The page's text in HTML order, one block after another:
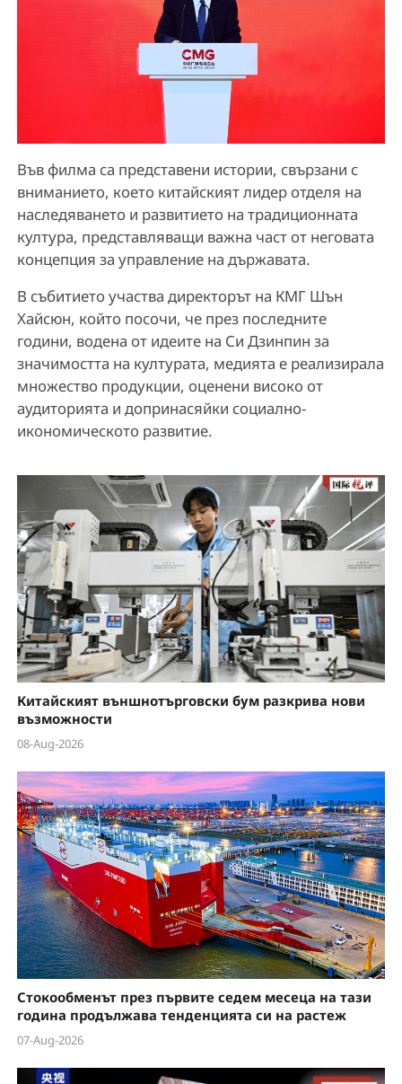
Във филма са представени истории, свързани с
вниманието, което китайският лидер отделя на
наследяването и развитието на традиционната
култура, представляващи важна част от неговата
концепция за управление на държавата.
В събитието участва директорът на КМГ Шън
Хайсюн, който посочи, че през последните
години, водена от идеите на Си Дзинпин за
значимостта на културата, медията е реализирала
множество продукции, оценени високо от
аудиторията и допринасяйки социално-
икономическото развитие.
Китайският външнотърговски бум разкрива нови
възможности
08-Aug-2026
Стокообменът през първите седем месеца на тази
година продължава тенденцията си на растеж
07-Aug-2026